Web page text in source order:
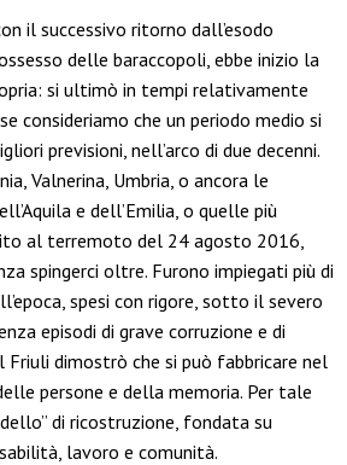
il successivo ritorno dall’esodo
delle baraccopoli, ebbe inizio la
si ultimò in tempi relativamente
consideriamo che un periodo medio si
previsioni, nell’arco di due decenni.
Valnerina, Umbria, o ancora le
e dell’Emilia, o quelle più
al terremoto del 24 agosto 2016,
spingerci oltre. Furono impiegati più di
spesi con rigore, sotto il severo
episodi di grave corruzione e di
dimostrò che si può fabbricare nel
persone e della memoria. Per tale
di ricostruzione, fondata su
lavoro e comunità.